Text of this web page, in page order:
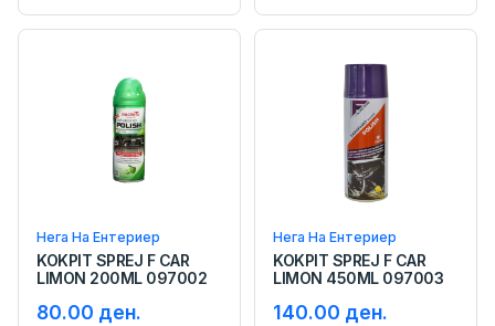
Нега На Ентериер
KOKPIT SPREJ F CAR
LIMON 200ML 097002
80.00 ден.
Нега На Ентериер
KOKPIT SPREJ F CAR
LIMON 450ML 097003
140.00 ден.